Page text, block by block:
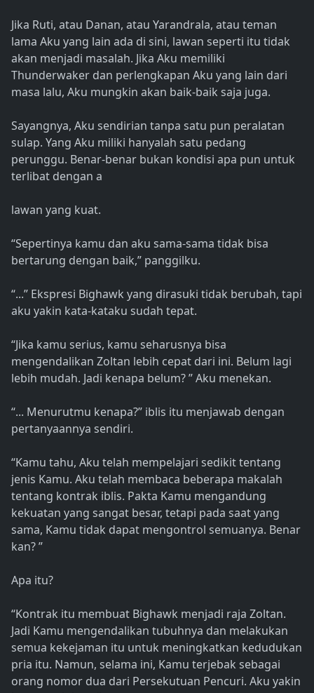
Jika Ruti, atau Danan, atau Yarandrala, atau teman
lama Aku yang lain ada di sini, lawan seperti itu tidak
akan menjadi masalah. Jika Aku memiliki
Thunderwaker dan perlengkapan Aku yang lain dari
masa lalu, Aku mungkin akan baik-baik saja juga.
Sayangnya, Aku sendirian tanpa satu pun peralatan
sulap. Yang Aku miliki hanyalah satu pedang
perunggu. Benar-benar bukan kondisi apa pun untuk
terlibat dengan a
lawan yang kuat.
“Sepertinya kamu dan aku sama-sama tidak bisa
bertarung dengan baik,” panggilku.
“...” Ekspresi Bighawk yang dirasuki tidak berubah, tapi
aku yakin kata-kataku sudah tepat.
“Jika kamu serius, kamu seharusnya bisa
mengendalikan Zoltan lebih cepat dari ini. Belum lagi
lebih mudah. Jadi kenapa belum? ” Aku menekan.
“... Menurutmu kenapa?” iblis itu menjawab dengan
pertanyaannya sendiri.
“Kamu tahu, Aku telah mempelajari sedikit tentang
jenis Kamu. Aku telah membaca beberapa makalah
tentang kontrak iblis. Pakta Kamu mengandung
kekuatan yang sangat besar, tetapi pada saat yang
sama, Kamu tidak dapat mengontrol semuanya. Benar
kan? ”
Apa itu?
“Kontrak itu membuat Bighawk menjadi raja Zoltan.
Jadi Kamu mengendalikan tubuhnya dan melakukan
semua kekejaman itu untuk meningkatkan kedudukan
pria itu. Namun, selama ini, Kamu terjebak sebagai
orang nomor dua dari Persekutuan Pencuri. Aku yakin